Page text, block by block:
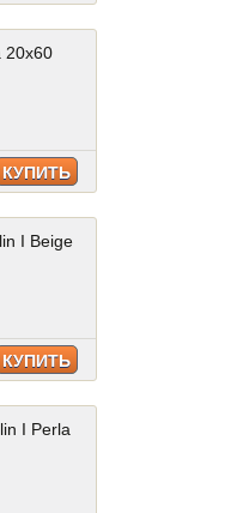
20x60
КУПИТЬ
I Beige
КУПИТЬ
I Perla